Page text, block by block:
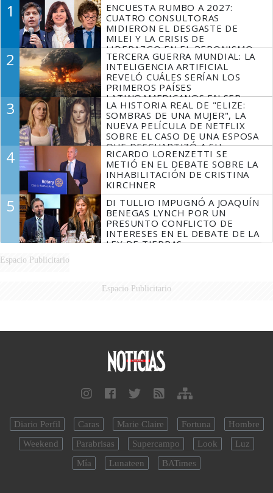
1
ENCUESTA RUMBO A 2027:
CUATRO CONSULTORAS
MIDIERON EL DESGASTE DE
MILEI Y LA CRISIS DE
LIDERAZGO EN EL PERONISMO
2
TERCERA GUERRA MUNDIAL: LA
INTELIGENCIA ARTIFICIAL
REVELÓ CUÁLES SERÍAN LOS
PRIMEROS PAÍSES
LATINOAMERICANOS EN SER
DERROTADOS
3
LA HISTORIA REAL DE "ELIZE:
SOMBRAS DE UNA MUJER", LA
NUEVA PELÍCULA DE NETFLIX
SOBRE EL CASO DE UNA ESPOSA
QUE DESCUARTIZÓ A SU
MARIDO
4
RICARDO LORENZETTI SE
METIÓ EN EL DEBATE SOBRE LA
INHABILITACIÓN DE CRISTINA
KIRCHNER
5
DI TULLIO IMPUGNÓ A JOAQUÍN
BENEGAS LYNCH POR UN
PRESUNTO CONFLICTO DE
INTERESES EN EL DEBATE DE LA
LEY DE TIERRAS
Espacio Publicitario
Espacio Publicitario
Diario Perfil Caras Marie Claire Fortuna
Hombre
Weekend
Parabrisas Supercampo Look
Luz
Mía
Lunateen BATimes